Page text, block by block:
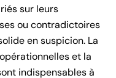
sur leurs
ou contradictoires
en suspicion. La
et la
indispensables à